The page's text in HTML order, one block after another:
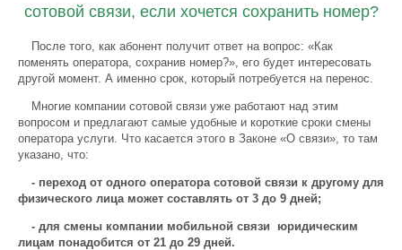
сотовой связи, если хочется сохранить номер?
После того, как абонент получит ответ на вопрос: «Как
поменять оператора, сохранив номер?», его будет интересовать
другой момент. А именно срок, который потребуется на перенос.
Многие компании сотовой связи уже работают над этим
вопросом и предлагают самые удобные и короткие сроки смены
оператора услуги. Что касается этого в Законе «О связи», то там
указано, что:
- переход от одного оператора сотовой связи к другому для
физического лица может составлять от 3 до 9 дней;
- для смены компании мобильной связи юридическим
лицам понадобится от 21 до 29 дней.